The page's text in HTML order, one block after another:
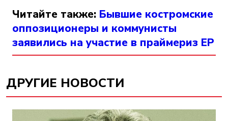
Читайте также: Бывшие костромские
оппозиционеры и коммунисты
заявились на участие в праймериз ЕР
ДРУГИЕ НОВОСТИ